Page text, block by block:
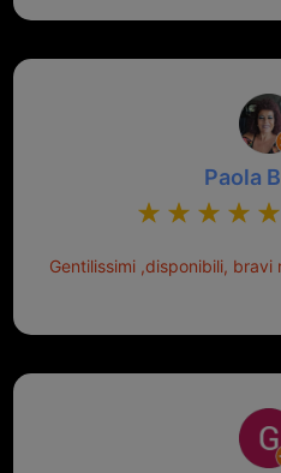
Paola
Gentilissimi ,disponibili, bravi